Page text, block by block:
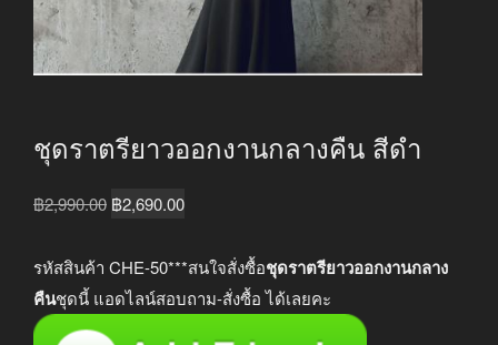
ชุดราตรียาวออกงานกลางคืน สีดำ
฿2,990.00 Original
was:
฿2,990.00.
฿2,690.00Current
is:
฿2,690.00.
รหัสสินค้า CHE-50***สนใจสั่งซื้อชุดราตรียาวออกงานกลาง
คืนชุดนี้ แอดไลน์สอบถาม-สั่งซื้อ ได้เลยคะ